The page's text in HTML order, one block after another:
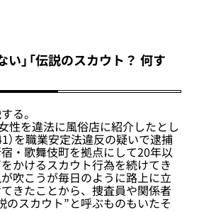
い」「伝説のスカウト？ 何す
る。
性を違法に風俗店に紹介したとし
）を職業安定法違反の疑いで逮捕
・歌舞伎町を拠点にして20年以
かけるスカウト行為を続けてき
吹こうが毎日のように路上に立
きたことから、捜査員や関係者
のスカウト”と呼ぶものもいたそ